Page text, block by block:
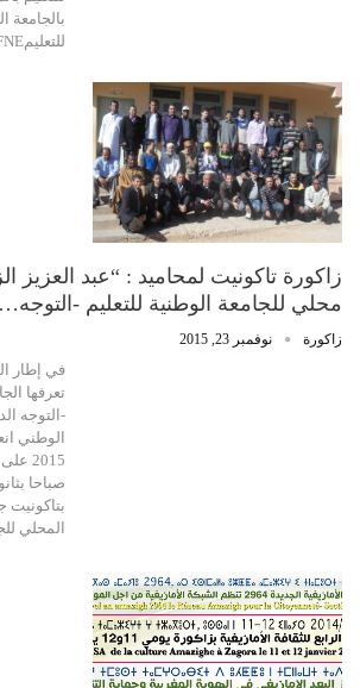
بالجامعة
للتعليمFNE التوجه…
زاكورة تاكونيت لمحاميد : “عبد العزيز
محلي للجامعة الوطنية للتعليم -التوجه…
زاكورة نوفمبر 23, 2015
في إطار
تعرفها
-التوجه
صباحا
المحلي